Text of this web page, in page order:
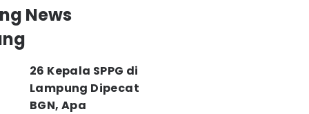
News
26 Kepala SPPG di
Lampung Dipecat
BGN, Apa